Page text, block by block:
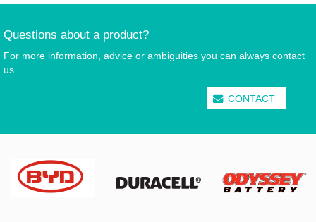
Questions about a product?
For more information, advice or ambiguities you can always contact
us.
CONTACT